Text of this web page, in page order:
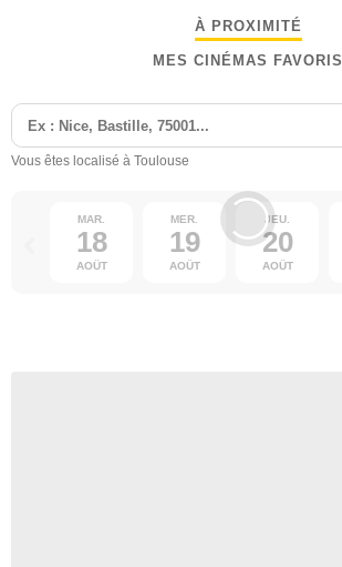
À PROXIMITÉ
MES CINÉMAS FAVORIS
Vous êtes localisé à Toulouse
MAR.
18
AOÛT
MER.
19
AOÛT
JEU.
20
AOÛT